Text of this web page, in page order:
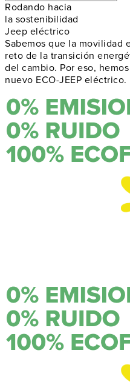
Rodando hacia
la sostenibilidad
Jeep eléctrico
Sabemos que la movilidad
reto de la transición
del cambio. Por eso,
nuevo ECO-JEEP eléctrico.